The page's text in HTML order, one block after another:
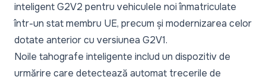
inteligent G2V2 pentru vehiculele noi înmatriculate
într-un stat membru UE, precum și modernizarea celor
dotate anterior cu versiunea G2V1.
Noile tahografe inteligente includ un dispozitiv de
urmărire care detectează automat trecerile de